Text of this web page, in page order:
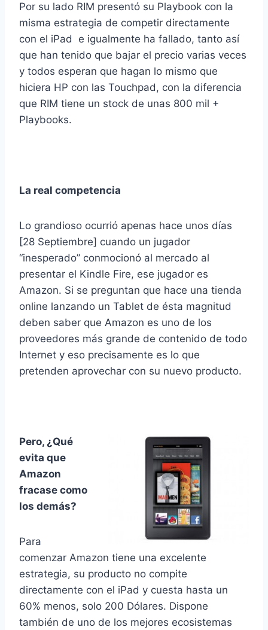
Por su lado RIM presentó su Playbook con la
misma estrategia de competir directamente
con el iPad e igualmente ha fallado, tanto así
que han tenido que bajar el precio varias veces
y todos esperan que hagan lo mismo que
hiciera HP con las Touchpad, con la diferencia
que RIM tiene un stock de unas 800 mil +
Playbooks.
La real competencia
Lo grandioso ocurrió apenas hace unos días
[28 Septiembre] cuando un jugador
“inesperado” conmocionó al mercado al
presentar el Kindle Fire, ese jugador es
Amazon. Si se preguntan que hace una tienda
online lanzando un Tablet de ésta magnitud
deben saber que Amazon es uno de los
proveedores más grande de contenido de todo
Internet y eso precisamente es lo que
pretenden aprovechar con su nuevo producto.
Pero, ¿Qué
evita que
Amazon
fracase como
los demás?
Para
comenzar Amazon tiene una excelente
estrategia, su producto no compite
directamente con el iPad y cuesta hasta un
60% menos, solo 200 Dólares. Dispone
también de uno de los mejores ecosistemas